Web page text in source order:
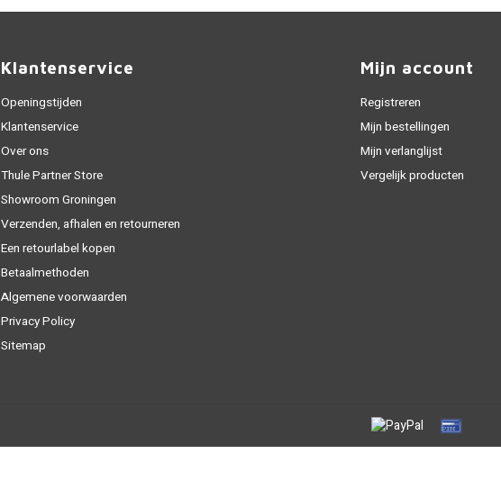
Klantenservice
Openingstijden
Klantenservice
Over ons
Thule Partner Store
Showroom Groningen
Verzenden, afhalen en retourneren
Een retourlabel kopen
Betaalmethoden
Algemene voorwaarden
Privacy Policy
Sitemap
Mijn account
Registreren
Mijn bestellingen
Mijn verlanglijst
Vergelijk producten